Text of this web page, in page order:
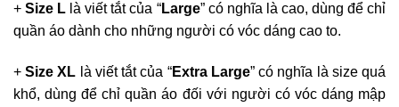
+Size L là viết tắt của “Large” có nghĩa là cao, dùng để chỉ
quần áo dành cho những người có vóc dáng cao to.
+Size XL là viết tắt của “Extra Large” có nghĩa là size quá
khổ, dùng để chỉ quần áo đối với người có vóc dáng mập